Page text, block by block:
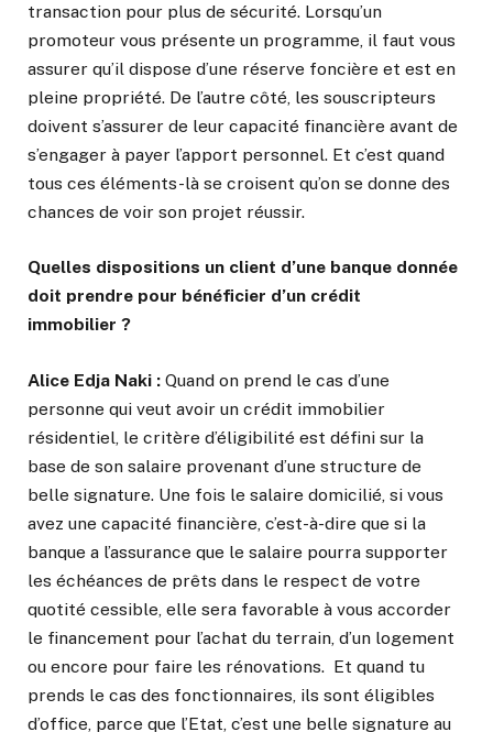
transaction pour plus de sécurité. Lorsqu’un
promoteur vous présente un programme, il faut vous
assurer qu’il dispose d’une réserve foncière et est en
pleine propriété. De l’autre côté, les souscripteurs
doivent s’assurer de leur capacité financière avant de
s’engager à payer l’apport personnel. Et c’est quand
tous ces éléments-là se croisent qu’on se donne des
chances de voir son projet réussir.
Quelles dispositions un client d’une banque donnée
doit prendre pour bénéficier d’un crédit
immobilier ?
Alice Edja Naki : Quand on prend le cas d’une
personne qui veut avoir un crédit immobilier
résidentiel, le critère d’éligibilité est défini sur la
base de son salaire provenant d’une structure de
belle signature. Une fois le salaire domicilié, si vous
avez une capacité financière, c’est-à-dire que si la
banque a l’assurance que le salaire pourra supporter
les échéances de prêts dans le respect de votre
quotité cessible, elle sera favorable à vous accorder
le financement pour l’achat du terrain, d’un logement
ou encore pour faire les rénovations. Et quand tu
prends le cas des fonctionnaires, ils sont éligibles
d’office, parce que l’Etat, c’est une belle signature au